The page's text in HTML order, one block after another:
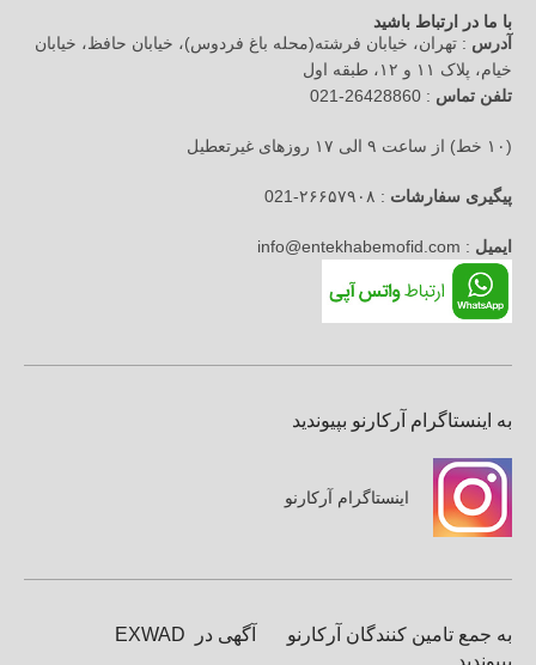
با ما در ارتباط باشید
آدرس : تهران، خیابان فرشته(محله باغ فردوس)، خیابان حافظ، خیابان
خیام، پلاک ۱۱ و ۱۲، طبقه اول
تلفن تماس : 26428860-021
(۱۰ خط) از ساعت ۹ الی ۱۷ روزهای غیرتعطیل
پیگیری سفارشات : ۲۶۶۵۷۹۰۸-021
ایمیل : info@entekhabemofid.com
به اینستاگرام آرکارنو بپیوندید
اینستاگرام آرکارنو
به جمع تامین کنندگان آرکارنو
بپیوندید
آگهی در EXWAD